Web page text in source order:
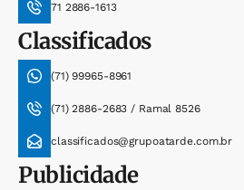
71 2886-1613
Classificados
(71) 99965-8961
(71) 2886-2683 / Ramal 8526
classificados@grupoatarde.com.br
Publicidade